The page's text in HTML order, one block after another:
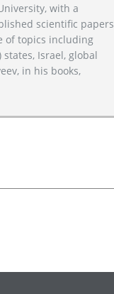
with a
scientific papers
of topics including
Israel, global
in his books,